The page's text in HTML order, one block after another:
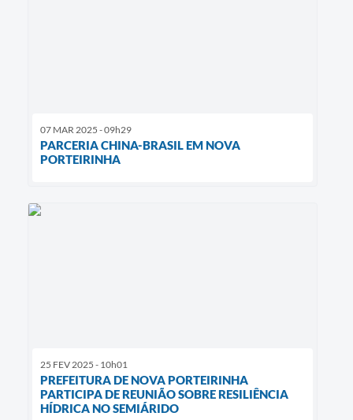
07 MAR 2025 - 09h29
PARCERIA CHINA-BRASIL EM NOVA
PORTEIRINHA
25 FEV 2025 - 10h01
PREFEITURA DE NOVA PORTEIRINHA
PARTICIPA DE REUNIÃO SOBRE RESILIÊNCIA
HÍDRICA NO SEMIÁRIDO